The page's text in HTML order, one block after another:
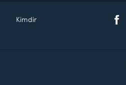
Kimdir